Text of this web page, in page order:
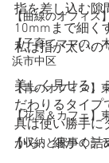
【曲線のオフィス
【子育てママの、
浜市中区
【青のオフィス】
【花屋＆カフェ】
【収納と家事のテ
指を差し込む隙
10mmまで細く
私は指が太いの
美しく見せる、
だわりるタイプ
具は使い勝手に
から、細かく詰